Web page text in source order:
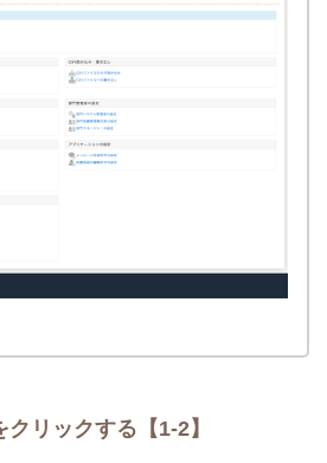
クリックする【1-2】